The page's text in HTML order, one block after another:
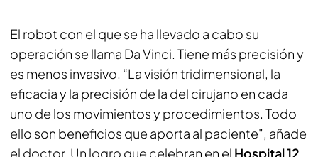
El robot con el que se ha llevado a cabo su
operación se llama Da Vinci. Tiene más precisión y
es menos invasivo. “La visión tridimensional, la
eficacia y la precisión de la del cirujano en cada
uno de los movimientos y procedimientos. Todo
ello son beneficios que aporta al paciente", añade
el doctor. Un logro que celebran en el Hospital 12